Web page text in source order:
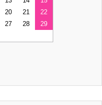
20 21
22
27 28
29